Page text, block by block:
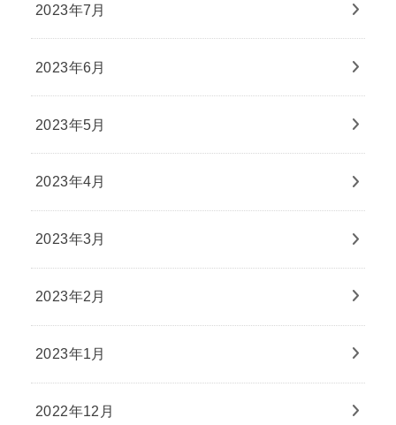
2023年7月
2023年6月
2023年5月
2023年4月
2023年3月
2023年2月
2023年1月
2022年12月